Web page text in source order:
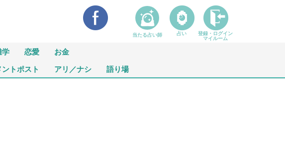
学 恋愛 お金
ントポスト アリ／ナシ 語り場
当たる占い師 占い
登録・ログイン
マイルーム